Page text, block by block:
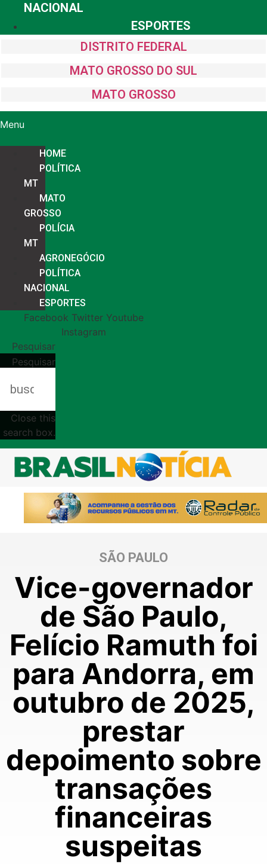
NACIONAL
ESPORTES
DISTRITO FEDERAL
MATO GROSSO DO SUL
MATO GROSSO
Menu
HOME
POLÍTICA
MT
MATO
GROSSO
POLÍCIA
MT
AGRONEGÓCIO
POLÍTICA
NACIONAL
ESPORTES
Facebook Twitter Youtube
Instagram
Pesquisar
Pesquisar
Close this
search box.
SÃO PAULO
Vice-governador
de São Paulo,
Felício Ramuth foi
para Andorra, em
outubro de 2025,
prestar
depoimento sobre
transações
financeiras
suspeitas